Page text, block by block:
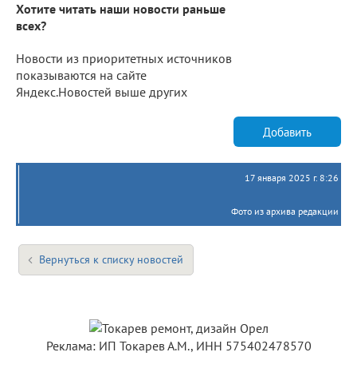
Хотите читать наши новости раньше
всех?
Новости из приоритетных источников
показываются на сайте
Яндекс.Новостей выше других
Добавить
17 января 2025 г. 8:26
Фото из архива редакции
Вернуться к списку новостей
Реклама: ИП Токарев А.М., ИНН 575402478570